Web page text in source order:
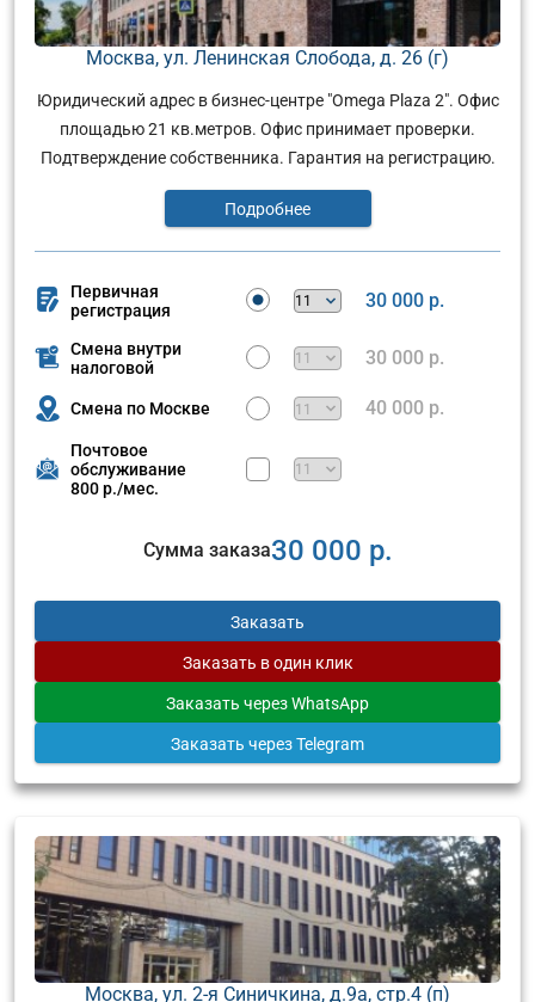
Москва, ул. Ленинская Слобода, д. 26 (г)
Юридический адрес в бизнес-центре "Omega Plaza 2". Офис
площадью 21 кв.метров. Офис принимает проверки.
Подтверждение собственника. Гарантия на регистрацию.
Подробнее
Первичная
регистрация
30 000 р.
Смена внутри
налоговой
30 000 р.
Смена по Москве 40 000 р.
Почтовое
обслуживание
800 р./мес.
Сумма заказа30 000 р.
Заказать
Заказать в один клик
Заказать через WhatsApp
Заказать через Telegram
Москва, ул. 2-я Синичкина, д.9а, стр.4 (п)